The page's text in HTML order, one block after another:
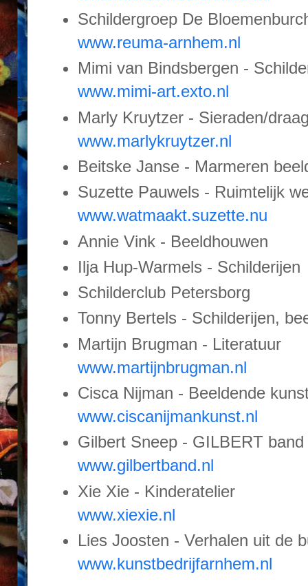
Schildergroep De
www.reuma-arnhem.nl
Mimi van Bindsbergen -
www.mimi-art.exto.nl
Marly Kruytzer - Sieraden/
www.marlykruytzer.nl
Beitske Janse - Marmeren
Suzette Pauwels - Ruimtelijk
www.watmaakt.suzette.nu
Annie Vink - Beeldhouwen
Ilja Hup-Warmels - Schilderijen
Schilderclub Petersborg
Tonny Bertels - Schilderijen,
Martijn Brugman - Literatuur
www.martijnbrugman.nl
Cisca Nijman - Beeldende
www.ciscanijmankunst.nl
Gilbert Sneep - GILBERT band
www.gilbertband.nl
Xie Xie - Kinderatelier
www.xiexie.nl
Lies Joosten - Verhalen uit de
www.kunstbedrijfarnhem.nl